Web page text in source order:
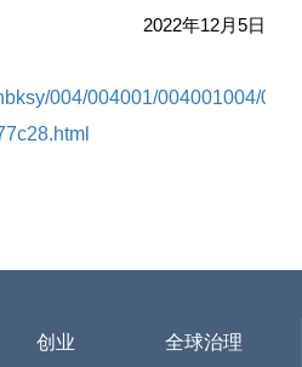
2022年12月5日
004/004001/004001004/
创业 全球治理